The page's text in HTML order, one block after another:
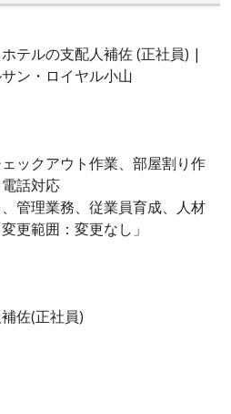
テルの支配人補佐 (正社員) |
ン・ロイヤル小山
ックアウト作業、部屋割り作
話対応
管理業務、従業員育成、人材
更範囲：変更なし」
佐(正社員)